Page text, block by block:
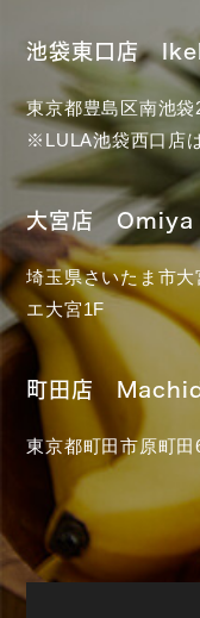
池袋東口店
東京都豊島区南池
※LULA池袋西口店
大宮店
埼玉県さいたま市
エ大宮1F
町田店
東京都町田市原町